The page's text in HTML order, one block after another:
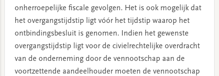
onherroepelijke fiscale gevolgen. Het is ook mogelijk dat
het overgangstijdstip ligt vóór het tijdstip waarop het
ontbindingsbesluit is genomen. Indien het gewenste
overgangstijdstip ligt voor de civielrechtelijke overdracht
van de onderneming door de vennootschap aan de
voortzettende aandeelhouder moeten de vennootschap